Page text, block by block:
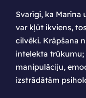
Svarīgi, ka Marina
var kļūt ikviens,
cilvēki. Krāpšana
intelekta
manipulāciju,
izstrādātām